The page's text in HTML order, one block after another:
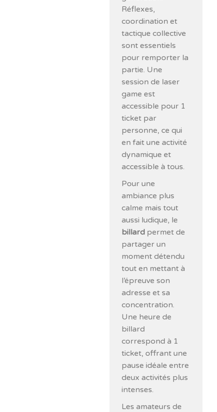
Réflexes,
coordination et
tactique collective
sont essentiels
pour remporter la
partie. Une
session de laser
game est
accessible pour 1
ticket par
personne, ce qui
en fait une activité
dynamique et
accessible à tous.
Pour une
ambiance plus
calme mais tout
aussi ludique, le
billard permet de
partager un
moment détendu
tout en mettant à
l’épreuve son
adresse et sa
concentration.
Une heure de
billard
correspond à 1
ticket, offrant une
pause idéale entre
deux activités plus
intenses.
Les amateurs de